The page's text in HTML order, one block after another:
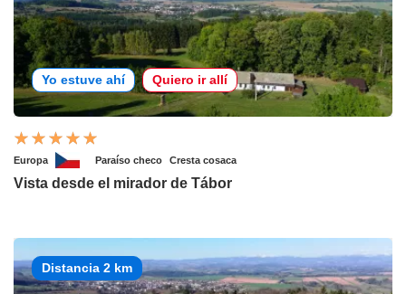
Yo estuve ahí Quiero ir allí
Europa Paraíso checo Cresta cosaca
Vista desde el mirador de Tábor
Distancia 2 km